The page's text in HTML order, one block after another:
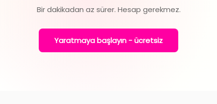
Bir dakikadan az sürer. Hesap gerekmez.
Yaratmaya başlayın - ücretsiz